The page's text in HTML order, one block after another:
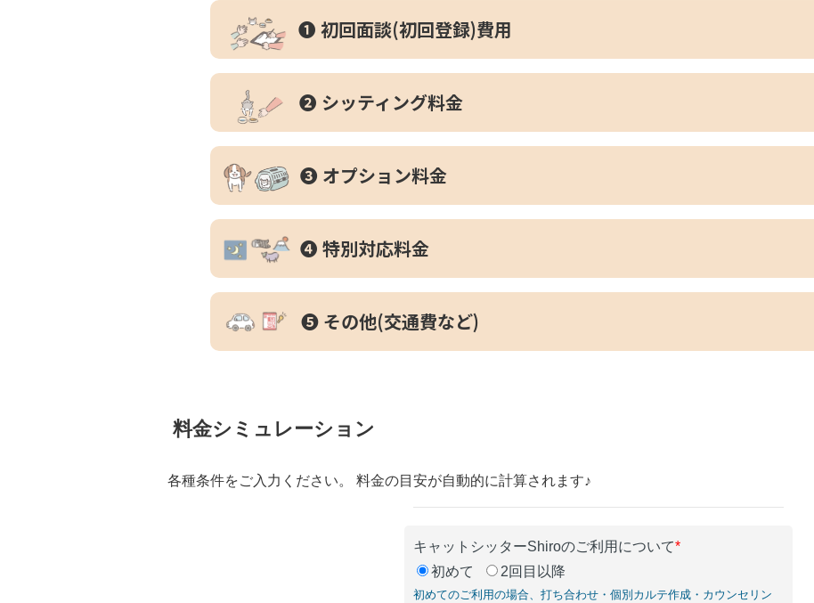
❶ 初回面談(初回登録)費用
❷ シッティング料金
❸ オプション料金
❹ 特別対応料金
❺ その他(交通費など)
料金シミュレーション
各種条件をご入力ください。 料金の目安が自動的に計算されます♪
キャットシッターShiroのご利用について*
初めて
2回目以降
初めてのご利用の場合、打ち合わせ・個別カルテ作成・カウンセリン